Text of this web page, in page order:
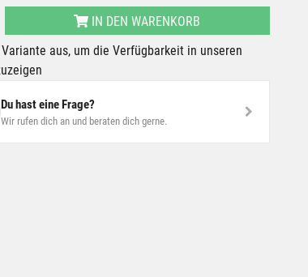
IN DEN WARENKORB
aus, um die Verfügbarkeit in unseren
Du hast eine Frage?
Wir rufen dich an und beraten dich gerne.